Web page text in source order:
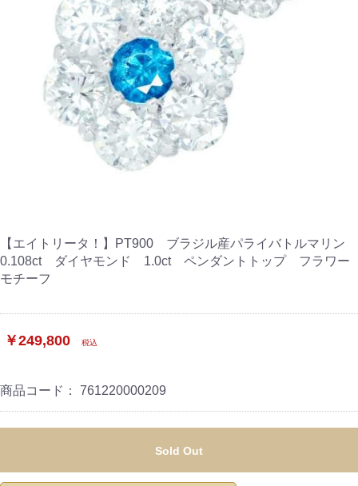
【エイトリータ！】PT900 ブラジル産パライバトルマリン
0.108ct ダイヤモンド 1.0ct ペンダントトップ フラワー
モチーフ
￥249,800 税込
商品コード： 761220000209
Sold Out